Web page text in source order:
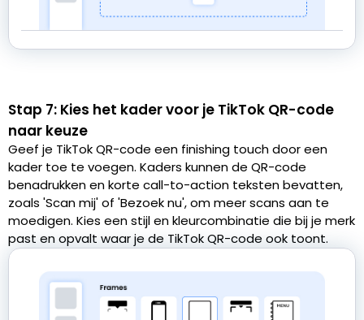
Stap 7: Kies het kader voor je TikTok QR-code
naar keuze
Geef je TikTok QR-code een finishing touch door een
kader toe te voegen. Kaders kunnen de QR-code
benadrukken en korte call-to-action teksten bevatten,
zoals 'Scan mij' of 'Bezoek nu', om meer scans aan te
moedigen. Kies een stijl en kleurcombinatie die bij je merk
past en opvalt waar je de TikTok QR-code ook toont.